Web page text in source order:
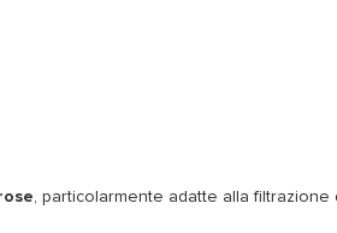
, particolarmente adatte alla filtrazione